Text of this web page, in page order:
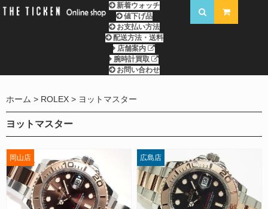
新着ウォッチ
値下げ品
お支払い方法
配送方法・送料
店舗案内
腕時計買取
お問い合わせ
ホーム ROLEX ヨットマスター
ヨットマスター
岡山店 広島店